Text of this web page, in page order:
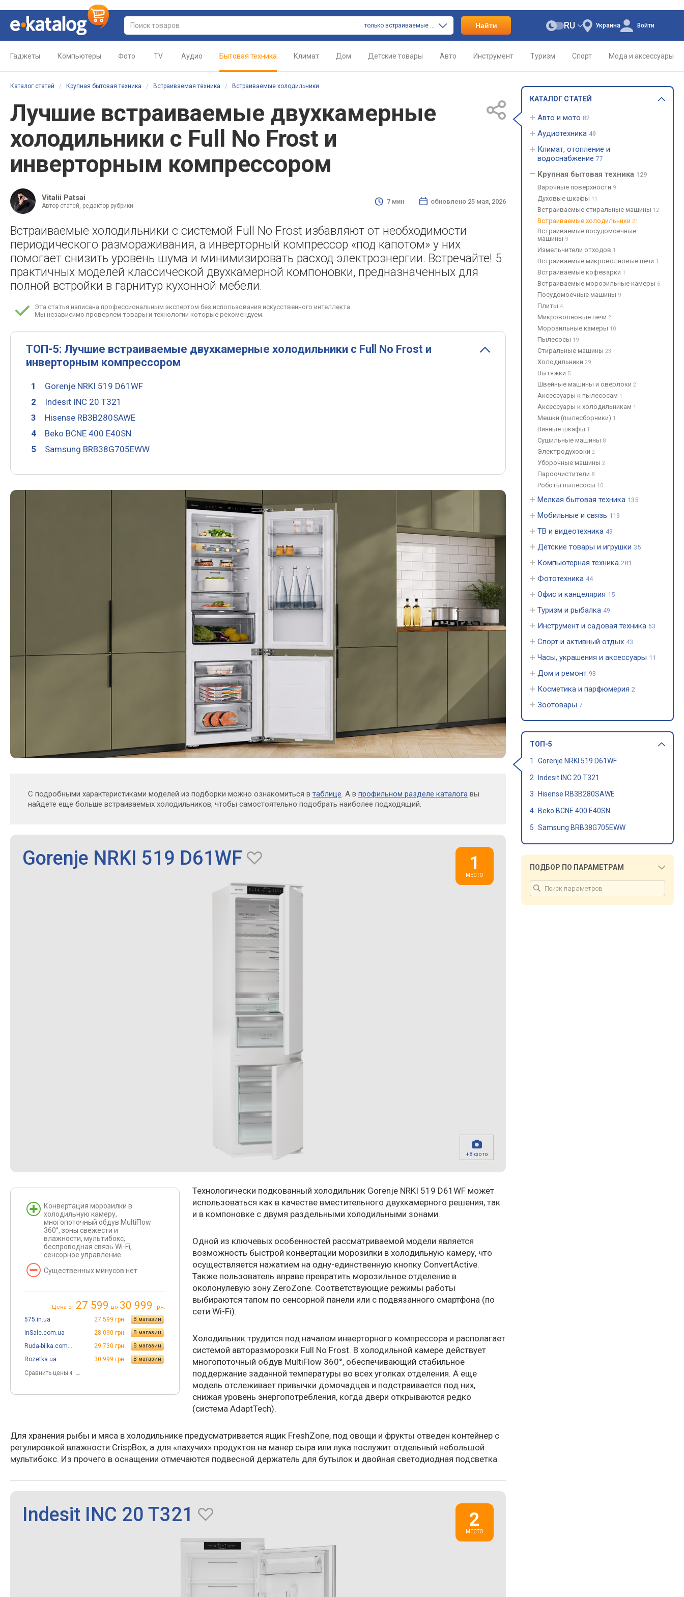
только встраиваемые холодильники Найти Украина
RU Войти
Гаджеты Компьютеры Фото TV Аудио Бытовая техника Климат Дом Детские товары Авто Инструмент Туризм Спорт Мода и аксессуары
Каталог статей / Крупная бытовая техника / Встраиваемая техника / Встраиваемые холодильники
Лучшие встраиваемые двухкамерные
холодильники с Full No Frost и
инверторным компрессором
Vitalii Patsai
Автор статей, редактор рубрики
7 мин обновлено 25 мая, 2026
Встраиваемые холодильники с системой Full No Frost избавляют от необходимости
периодического размораживания, а инверторный компрессор «под капотом» у них
помогает снизить уровень шума и минимизировать расход электроэнергии. Встречайте! 5
практичных моделей классической двухкамерной компоновки, предназначенных для
полной встройки в гарнитур кухонной мебели.
Эта статья написана профессиональным экспертом без использования искусственного интеллекта.
Мы независимо проверяем товары и технологии которые рекомендуем.
ТОП-5: Лучшие встраиваемые двухкамерные холодильники с Full No Frost и
инверторным компрессором
Gorenje NRKI 519 D61WF
Indesit INC 20 T321
Hisense RB3B280SAWE
Beko BCNE 400 E40SN
Samsung BRB38G705EWW
С подробными характеристиками моделей из подборки можно ознакомиться в таблице. А в профильном разделе каталога вы
найдете еще больше встраиваемых холодильников, чтобы самостоятельно подобрать наиболее подходящий.
Gorenje NRKI 519 D61WF
+8 фото
Конвертация морозилки в
холодильную камеру,
многопоточный обдув MultiFlow
360°, зоны свежести и
влажности, мультибокс,
беспроводная связь Wi-Fi,
сенсорное управление.
Существенных минусов нет.
Цена от 27 599 до 30 999 грн.
575.in.ua 27 599 грн. В магазин
inSale.com.ua 28 090 грн. В магазин
Ruda-bilka.com.ua 29 730 грн. В магазин
Rozetka.ua 30 999 грн. В магазин
Cравнить цены 4 →
Технологически подкованный холодильник Gorenje NRKI 519 D61WF может
использоваться как в качестве вместительного двухкамерного решения, так
и в компоновке с двумя раздельными холодильными зонами.
Одной из ключевых особенностей рассматриваемой модели является
возможность быстрой конвертации морозилки в холодильную камеру, что
осуществляется нажатием на одну-единственную кнопку ConvertActive.
Также пользователь вправе превратить морозильное отделение в
околонулевую зону ZeroZone. Соответствующие режимы работы
выбираются тапом по сенсорной панели или с подвязанного смартфона (по
сети Wi-Fi).
Холодильник трудится под началом инверторного компрессора и располагает
системой авторазморозки Full No Frost. В холодильной камере действует
многопоточный обдув MultiFlow 360°, обеспечивающий стабильное
поддержание заданной температуры во всех уголках отделения. А еще
модель отслеживает привычки домочадцев и подстраивается под них,
снижая уровень энергопотребления, когда двери открываются редко
(система AdaptTech).
Для хранения рыбы и мяса в холодильнике предусматривается ящик FreshZone, под овощи и фрукты отведен контейнер с
регулировкой влажности CrispBox, а для «пахучих» продуктов на манер сыра или лука послужит отдельный небольшой
мультибокс. Из прочего в оснащении отмечаются подвесной держатель для бутылок и двойная светодиодная подсветка.
Indesit INC 20 T321
КАТАЛОГ СТАТЕЙ
Авто и мото 82
Аудиотехника 49
Климат, отопление и
водоснабжение 77
Крупная бытовая техника 129
Варочные поверхности 9
Духовые шкафы 11
Встраиваемые стиральные машины 12
Встраиваемые холодильники 21
Встраиваемые посудомоечные
машины 9
Измельчители отходов 1
Встраиваемые микроволновые печи 1
Встраиваемые кофеварки 1
Встраиваемые морозильные камеры 6
Посудомоечные машины 9
Плиты 4
Микроволновые печи 2
Морозильные камеры 10
Пылесосы 19
Стиральные машины 23
Холодильники 29
Вытяжки 5
Швейные машины и оверлоки 2
Аксессуары к пылесосам 1
Аксессуары к холодильникам 1
Мешки (пылесборники) 1
Винные шкафы 1
Сушильные машины 8
Электродуховки 2
Уборочные машины 2
Пароочистители 8
Роботы пылесосы 10
Мелкая бытовая техника 135
Мобильные и связь 119
ТВ и видеотехника 49
Детские товары и игрушки 35
Компьютерная техника 281
Фототехника 44
Офис и канцелярия 15
Туризм и рыбалка 49
Инструмент и садовая техника 63
Спорт и активный отдых 43
Часы, украшения и аксессуары 11
Дом и ремонт 93
Косметика и парфюмерия 2
Зоотовары 7
ТОП-5
Gorenje NRKI 519 D61WF
Indesit INC 20 T321
Hisense RB3B280SAWE
Beko BCNE 400 E40SN
Samsung BRB38G705EWW
ПОДБОР ПО ПАРАМЕТРАМ